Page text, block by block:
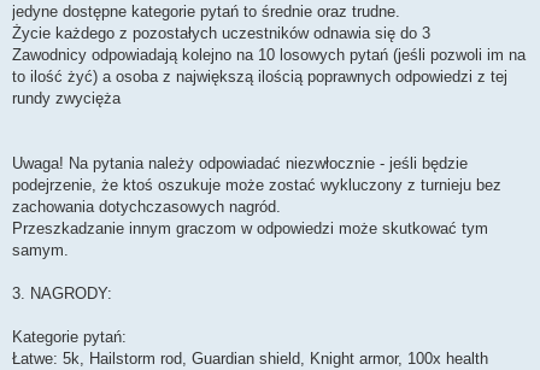
jedyne dostępne kategorie pytań to średnie oraz trudne.
Życie każdego z pozostałych uczestników odnawia się do 3
Zawodnicy odpowiadają kolejno na 10 losowych pytań (jeśli pozwoli im na
to ilość żyć) a osoba z największą ilością poprawnych odpowiedzi z tej
rundy zwycięża
Uwaga! Na pytania należy odpowiadać niezwłocznie - jeśli będzie
podejrzenie, że ktoś oszukuje może zostać wykluczony z turnieju bez
zachowania dotychczasowych nagród.
Przeszkadzanie innym graczom w odpowiedzi może skutkować tym
samym.
3. NAGRODY:
Kategorie pytań:
Łatwe: 5k, Hailstorm rod, Guardian shield, Knight armor, 100x health